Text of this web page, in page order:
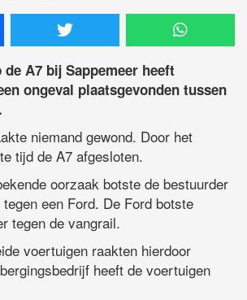
de A7 bij Sappemeer heeft
ongeval plaatsgevonden tussen
niemand gewond. Door het
tijd de A7 afgesloten.
oorzaak botste de bestuurder
een Ford. De Ford botste
tegen de vangrail.
voertuigen raakten hierdoor
heeft de voertuigen